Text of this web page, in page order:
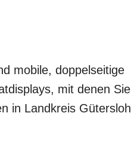
mobile, doppelseitige
mit denen Sie
in Landkreis Gütersloh